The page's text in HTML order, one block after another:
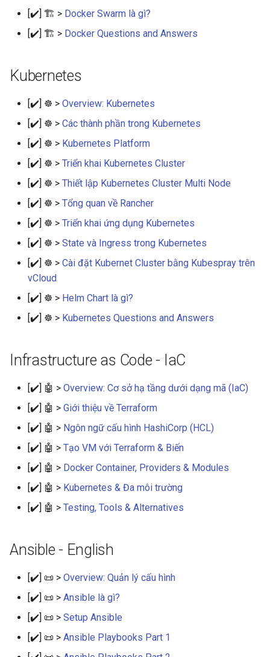
[✔️] 🏗️ > Docker Swarm là gì?
[✔️] 🏗️ > Docker Questions and Answers
Kubernetes
[✔️] ☸ > Overview: Kubernetes
[✔️] ☸ > Các thành phần trong Kubernetes
[✔️] ☸ > Kubernetes Platform
[✔️] ☸ > Triển khai Kubernetes Cluster
[✔️] ☸ > Thiết lập Kubernetes Cluster Multi Node
[✔️] ☸ > Tổng quan về Rancher
[✔️] ☸ > Triển khai ứng dụng Kubernetes
[✔️] ☸ > State và Ingress trong Kubernetes
[✔️] ☸ > Cài đặt Kubernet Cluster bằng Kubespray trên
vCloud
[✔️] ☸ > Helm Chart là gì?
[✔️] ☸ > Kubernetes Questions and Answers
Infrastructure as Code - IaC
[✔️] 🤖 > Overview: Cơ sở hạ tầng dưới dạng mã (IaC)
[✔️] 🤖 > Giới thiệu về Terraform
[✔️] 🤖 > Ngôn ngữ cấu hình HashiCorp (HCL)
[✔️] 🤖 > Tạo VM với Terraform & Biến
[✔️] 🤖 > Docker Container, Providers & Modules
[✔️] 🤖 > Kubernetes & Đa môi trường
[✔️] 🤖 > Testing, Tools & Alternatives
Ansible - English
[✔️] 📜 > Overview: Quản lý cấu hình
[✔️] 📜 > Ansible là gì?
[✔️] 📜 > Setup Ansible
[✔️] 📜 > Ansible Playbooks Part 1